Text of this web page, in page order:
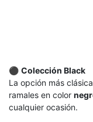
⚫ Colección Black
La opción más
ramales en color
cualquier ocasión.